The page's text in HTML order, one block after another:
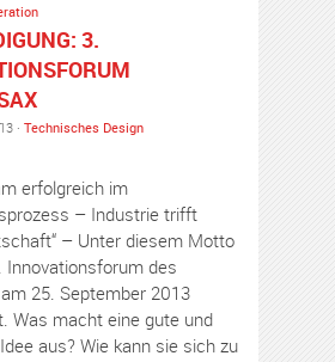
3.
· Technisches Design
erfolgreich im
– Industrie trifft
– Unter diesem Motto
Innovationsforum des
25. September 2013
Was macht eine gute und
aus? Wie kann sie sich zu